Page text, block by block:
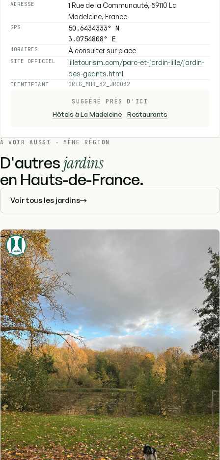
ADRESSE
1 Rue de la Communauté, 59110 La
Madeleine, France
GPS
50.6434333° N
3.0754808° E
HORAIRES À consulter sur place
SITE OFFICIEL
lilletourism.com/parc-et-jardin-lille/jardin-
des-geants.html
IDENTIFIANT ORIG_MHR_32_JR0032
SUGGÉRÉ PRÈS D'ICI
Hôtels à La Madeleine-Restaurants
À VOIR AUSSI - MÊME RÉGION
D'autresjardins
en Hauts-de-France.
Voir tous les jardins